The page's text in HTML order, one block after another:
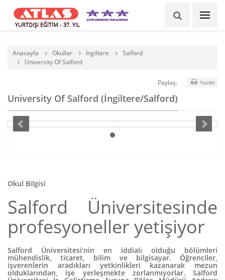
YURTDIŞI EĞİTİM - 37. YIL
Anasayfa Okullar İngiltere
Salford
University Of Salford
University Of Salford (İngiltere/Salford)
Paylaş: Yazdır
Okul Bilgisi
Salford Üniversitesinde
profesyoneller yetişiyor
Salford Üniversitesi’nin en iddialı olduğu bölümleri
mühendislik, ticaret, bilim ve bilgisayar. Öğrenciler,
işverenlerin aradıkları yetkinlikleri kazanarak mezun
olduklarından, işe yerleşmekte zorlanmıyorlar. Salford